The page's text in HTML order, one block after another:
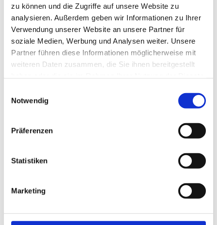
zu können und die Zugriffe auf unsere Website zu
analysieren. Außerdem geben wir Informationen zu Ihrer
Verwendung unserer Website an unsere Partner für
soziale Medien, Werbung und Analysen weiter. Unsere
Partner führen diese Informationen möglicherweise mit
weiteren Daten zusammen, die Sie ihnen bereitgestellt
Notwendig
Präferenzen
Statistiken
Marketing
Wir ar­bei­ten nach dem ZEISS-Seh­ana­ly­se-Sys­tem.